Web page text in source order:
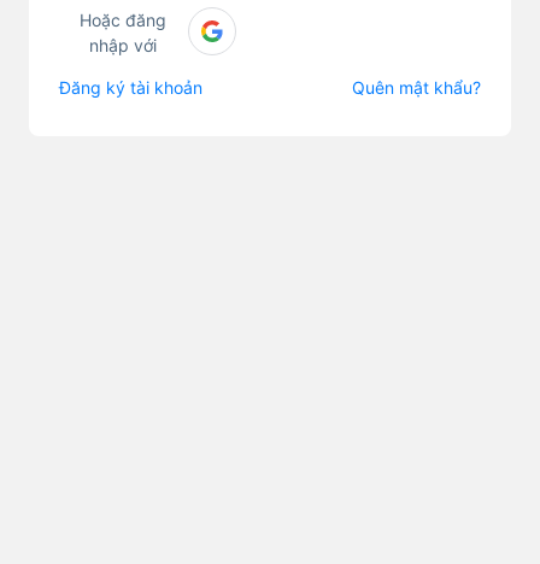
Hoặc đăng
nhập với
Đăng ký tài khoản Quên mật khẩu?